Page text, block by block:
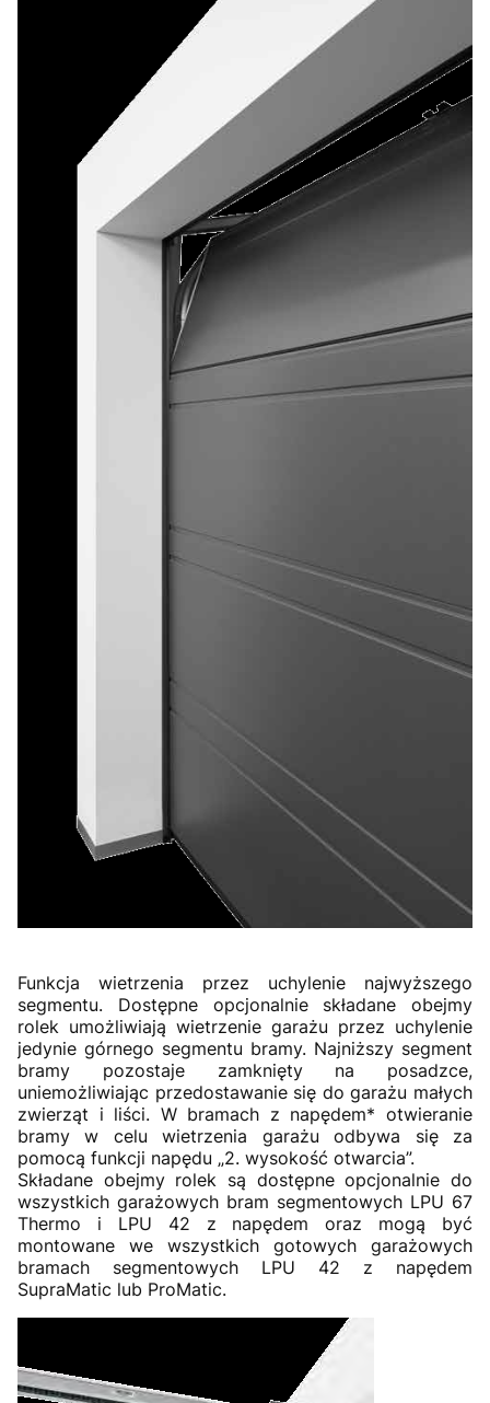
Funkcja wietrzenia przez uchylenie najwyższego
segmentu. Dostępne opcjonalnie składane obejmy
rolek umożliwiają wietrzenie garażu przez uchylenie
jedynie górnego segmentu bramy. Najniższy segment
bramy pozostaje zamknięty na posadzce,
uniemożliwiając przedostawanie się do garażu małych
zwierząt i liści. W bramach z napędem* otwieranie
bramy w celu wietrzenia garażu odbywa się za
pomocą funkcji napędu „2. wysokość otwarcia”.
Składane obejmy rolek są dostępne opcjonalnie do
wszystkich garażowych bram segmentowych LPU 67
Thermo i LPU 42 z napędem oraz mogą być
montowane we wszystkich gotowych garażowych
bramach segmentowych LPU 42 z napędem
SupraMatic lub ProMatic.